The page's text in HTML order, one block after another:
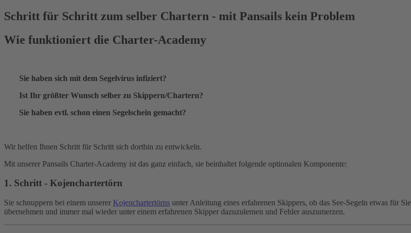
Schritt für Schritt zum selber Chartern - mit Pansails kein Problem
Wie funktioniert die Charter-Academy
Sie haben sich mit dem Segelvirus infiziert?
Ist Ihr größter Wunsch selber zu Skippern/Chartern?
Sie haben evtl. schon einen Segelschein gemacht?
Wir helfen Ihnen Schritt für Schritt sich dorthin zu entwickeln.
Mit unserer Pansails Charter-Academy ist das ganz einfach, sie beinhaltet folgende optionalen Komponente:
1. Schritt - Kojenchartertörn
Sie schnuppern bei einem unserer Kojenchartertörns unter Anleitung eines erfahrenen Skippers, ob das See-Segeln etwas für
übernehmen und immer mal wieder unter einem erfahrenen Skipper dazuzulernen und Fehler auszumerzen.